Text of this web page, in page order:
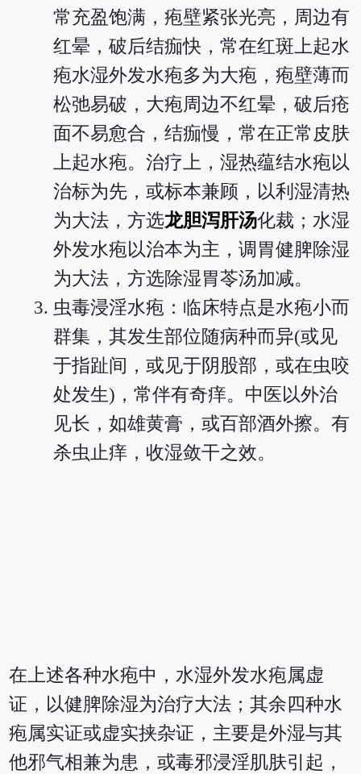
常充盈饱满，疱壁紧张光亮，周边有
红晕，破后结痂快，常在红斑上起水
疱水湿外发水疱多为大疱，疱壁薄而
松弛易破，大疱周边不红晕，破后疮
面不易愈合，结痂慢，常在正常皮肤
上起水疱。治疗上，湿热蕴结水疱以
治标为先，或标本兼顾，以利湿清热
为大法，方选龙胆泻肝汤化裁；水湿
外发水疱以治本为主，调胃健脾除湿
为大法，方选除湿胃苓汤加减。
虫毒浸淫水疱：临床特点是水疱小而
群集，其发生部位随病种而异(或见
于指趾间，或见于阴股部，或在虫咬
处发生)，常伴有奇痒。中医以外治
见长，如雄黄膏，或百部酒外擦。有
杀虫止痒，收湿敛干之效。
在上述各种水疱中，水湿外发水疱属虚
证，以健脾除湿为治疗大法；其余四种水
疱属实证或虚实挟杂证，主要是外湿与其
他邪气相兼为患，或毒邪浸淫肌肤引起，